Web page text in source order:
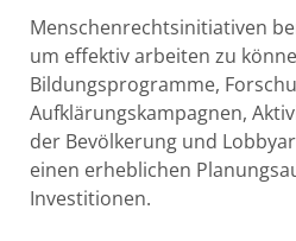
Menschenrechtsinitiativen
um effektiv arbeiten zu
Bildungsprogramme,
Aufklärungskampagnen,
der Bevölkerung und
einen erheblichen
Investitionen.